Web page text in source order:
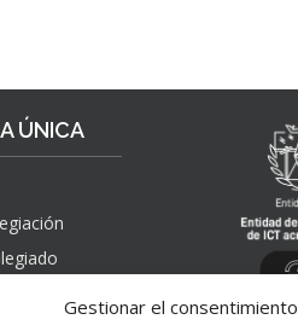
Gestionar el consentimiento
ÚNICA